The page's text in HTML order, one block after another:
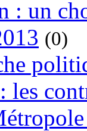
: un
(0)
les